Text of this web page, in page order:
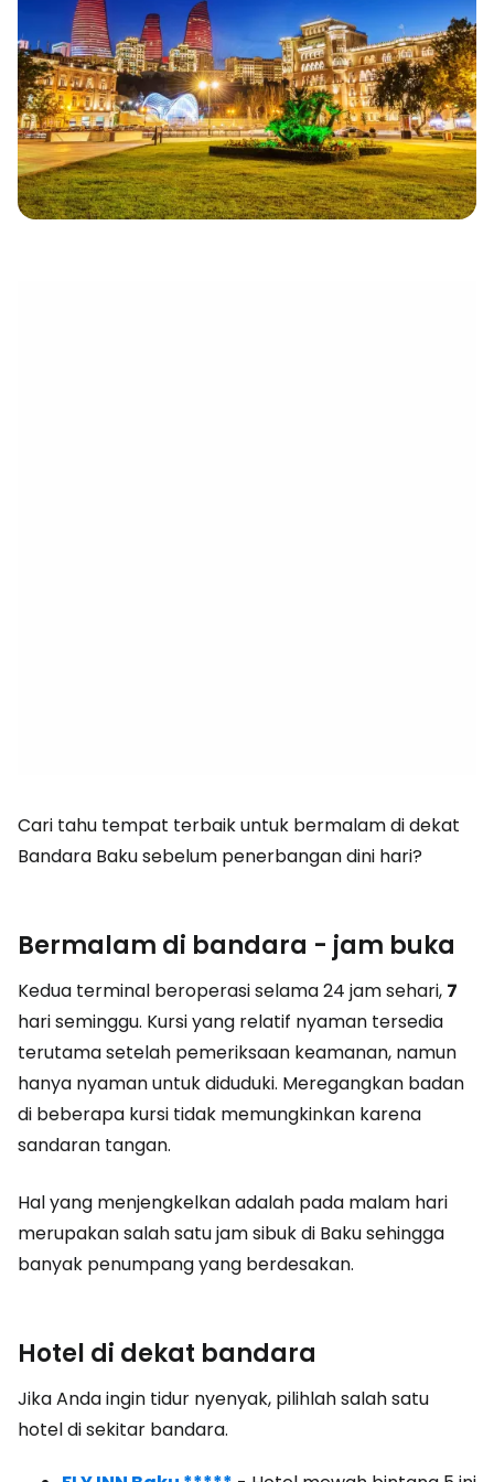
Cari tahu tempat terbaik untuk bermalam di dekat
Bandara Baku sebelum penerbangan dini hari?
Bermalam di bandara - jam buka
Kedua terminal beroperasi selama 24 jam sehari, 7
hari seminggu. Kursi yang relatif nyaman tersedia
terutama setelah pemeriksaan keamanan, namun
hanya nyaman untuk diduduki. Meregangkan badan
di beberapa kursi tidak memungkinkan karena
sandaran tangan.
Hal yang menjengkelkan adalah pada malam hari
merupakan salah satu jam sibuk di Baku sehingga
banyak penumpang yang berdesakan.
Hotel di dekat bandara
Jika Anda ingin tidur nyenyak, pilihlah salah satu
hotel di sekitar bandara.